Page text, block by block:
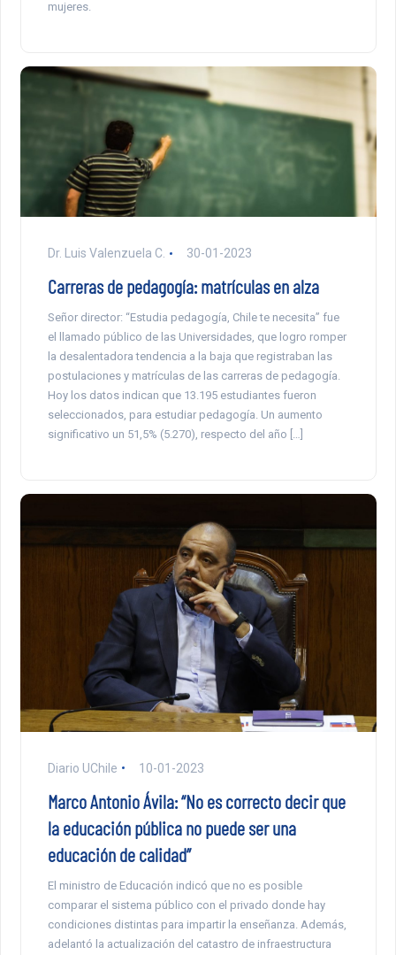
mujeres.
Dr. Luis Valenzuela C. 30-01-2023
Carreras de pedagogía: matrículas en alza
Señor director: “Estudia pedagogía, Chile te necesita” fue
el llamado público de las Universidades, que logro romper
la desalentadora tendencia a la baja que registraban las
postulaciones y matrículas de las carreras de pedagogía.
Hoy los datos indican que 13.195 estudiantes fueron
seleccionados, para estudiar pedagogía. Un aumento
significativo un 51,5% (5.270), respecto del año […]
Diario UChile 10-01-2023
Marco Antonio Ávila: “No es correcto decir que
la educación pública no puede ser una
educación de calidad”
El ministro de Educación indicó que no es posible
comparar el sistema público con el privado donde hay
condiciones distintas para impartir la enseñanza. Además,
adelantó la actualización del catastro de infraestructura